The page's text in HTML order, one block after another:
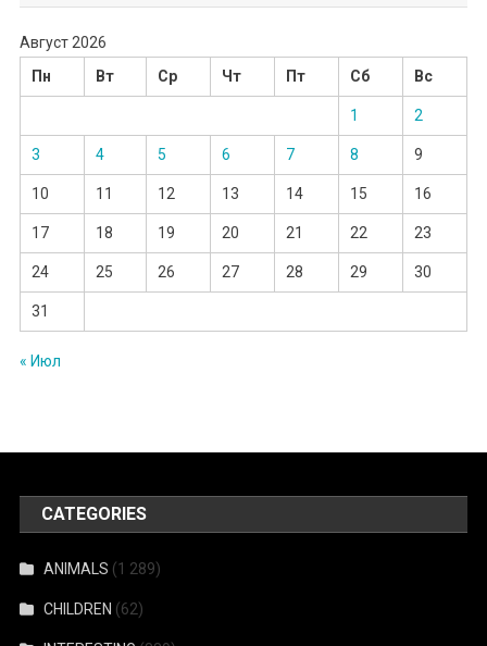
Август 2026
Пн
Вт Ср Чт Пт Сб Вс
1 2
3 4 5 6 7 8 9
10 11 12 13 14 15 16
17 18 19 20 21 22 23
24 25 26 27 28 29 30
31
« Июл
CATEGORIES
ANIMALS (1 289)
CHILDREN (62)